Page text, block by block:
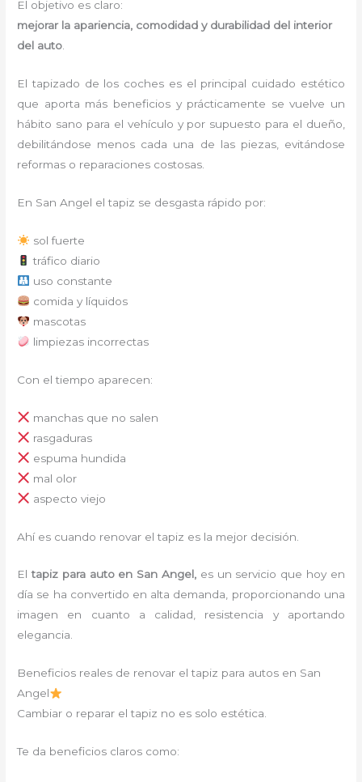
El objetivo es claro:
mejorar la apariencia, comodidad y durabilidad del interior
del auto.
El tapizado de los coches es el principal cuidado estético
que aporta más beneficios y prácticamente se vuelve un
hábito sano para el vehículo y por supuesto para el dueño,
debilitándose menos cada una de las piezas, evitándose
reformas o reparaciones costosas.
En San Angel el tapiz se desgasta rápido por:
sol fuerte
tráfico diario
uso constante
comida y líquidos
mascotas
limpiezas incorrectas
Con el tiempo aparecen:
manchas que no salen
rasgaduras
espuma hundida
mal olor
aspecto viejo
Ahí es cuando renovar el tapiz es la mejor decisión.
El tapiz para auto en San Angel, es un servicio que hoy en
día se ha convertido en alta demanda, proporcionando una
imagen en cuanto a calidad, resistencia y aportando
elegancia.
Beneficios reales de renovar el tapiz para autos en San
Angel
Cambiar o reparar el tapiz no es solo estética.
Te da beneficios claros como: